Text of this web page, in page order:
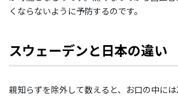
くならないように予防するのです。
スウェーデンと日本の違い
親知らずを除外して数えると、お口の中に